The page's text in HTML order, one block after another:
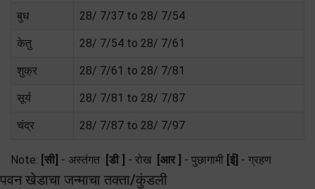
बुध 28/ 7/37 to 28/ 7/54
केतु 28/ 7/54 to 28/ 7/61
शुक्र 28/ 7/61 to 28/ 7/81
सूर्य 28/ 7/81 to 28/ 7/87
चंद्र 28/ 7/87 to 28/ 7/97
Note: [सी] - अस्तंगत [डी ] - रोख [आर ] - पुछागामी [ई] - ग्रहण
पवन खेडाचा जन्माचा तक्ता/कुंडली